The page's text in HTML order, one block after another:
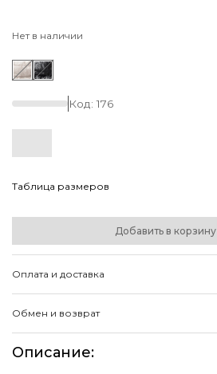
Нет в наличии
Код:176
Таблица размеров
Добавить в корзину
Оплата и доставка
Обмен и возврат
Описание: